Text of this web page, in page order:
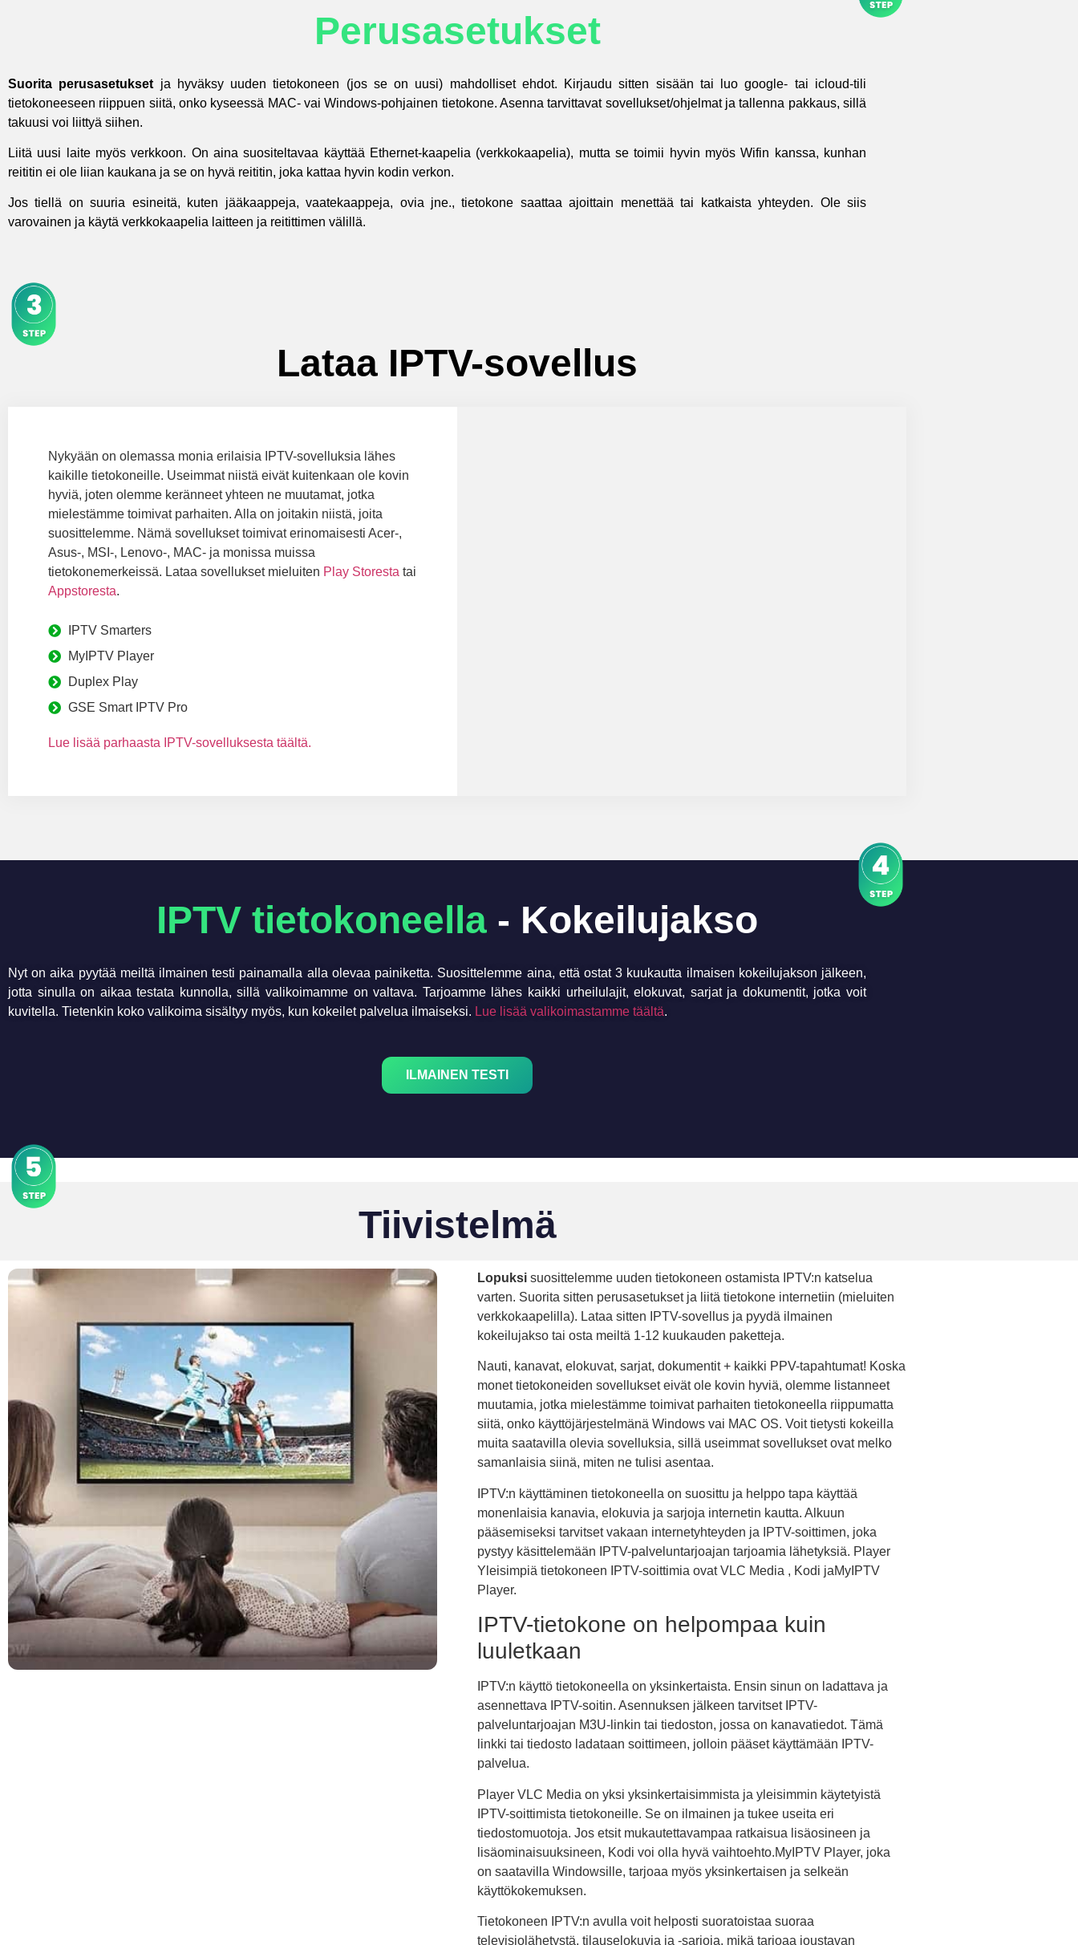
Perusasetukset
Suorita perusasetukset ja hyväksy uuden tietokoneen (jos se on uusi) mahdolliset ehdot. Kirjaudu sitten sisään tai luo google- tai icloud-tili
tietokoneeseen riippuen siitä, onko kyseessä MAC- vai Windows-pohjainen tietokone. Asenna tarvittavat sovellukset/ohjelmat ja tallenna pakkaus, sillä
takuusi voi liittyä siihen.
Liitä uusi laite myös verkkoon. On aina suositeltavaa käyttää Ethernet-kaapelia (verkkokaapelia), mutta se toimii hyvin myös Wifin kanssa, kunhan
reititin ei ole liian kaukana ja se on hyvä reititin, joka kattaa hyvin kodin verkon.
Jos tiellä on suuria esineitä, kuten jääkaappeja, vaatekaappeja, ovia jne., tietokone saattaa ajoittain menettää tai katkaista yhteyden. Ole siis
varovainen ja käytä verkkokaapelia laitteen ja reitittimen välillä.
Lataa IPTV-sovellus
Nykyään on olemassa monia erilaisia IPTV-sovelluksia lähes
kaikille tietokoneille. Useimmat niistä eivät kuitenkaan ole kovin
hyviä, joten olemme keränneet yhteen ne muutamat, jotka
mielestämme toimivat parhaiten. Alla on joitakin niistä, joita
suosittelemme. Nämä sovellukset toimivat erinomaisesti Acer-,
Asus-, MSI-, Lenovo-, MAC- ja monissa muissa
tietokonemerkeissä. Lataa sovellukset mieluiten Play Storesta tai
Appstoresta.
IPTV Smarters
MyIPTV Player
Duplex Play
GSE Smart IPTV Pro
Lue lisää parhaasta IPTV-sovelluksesta täältä.
IPTV tietokoneella - Kokeilujakso
Nyt on aika pyytää meiltä ilmainen testi painamalla alla olevaa painiketta. Suosittelemme aina, että ostat 3 kuukautta ilmaisen kokeilujakson jälkeen,
jotta sinulla on aikaa testata kunnolla, sillä valikoimamme on valtava. Tarjoamme lähes kaikki urheilulajit, elokuvat, sarjat ja dokumentit, jotka voit
kuvitella. Tietenkin koko valikoima sisältyy myös, kun kokeilet palvelua ilmaiseksi. Lue lisää valikoimastamme täältä.
ILMAINEN TESTI
Tiivistelmä
Lopuksi suosittelemme uuden tietokoneen ostamista IPTV:n katselua
varten. Suorita sitten perusasetukset ja liitä tietokone internetiin (mieluiten
verkkokaapelilla). Lataa sitten IPTV-sovellus ja pyydä ilmainen
kokeilujakso tai osta meiltä 1-12 kuukauden paketteja.
Nauti, kanavat, elokuvat, sarjat, dokumentit + kaikki PPV-tapahtumat! Koska
monet tietokoneiden sovellukset eivät ole kovin hyviä, olemme listanneet
muutamia, jotka mielestämme toimivat parhaiten tietokoneella riippumatta
siitä, onko käyttöjärjestelmänä Windows vai MAC OS. Voit tietysti kokeilla
muita saatavilla olevia sovelluksia, sillä useimmat sovellukset ovat melko
samanlaisia siinä, miten ne tulisi asentaa.
IPTV:n käyttäminen tietokoneella on suosittu ja helppo tapa käyttää
monenlaisia kanavia, elokuvia ja sarjoja internetin kautta. Alkuun
pääsemiseksi tarvitset vakaan internetyhteyden ja IPTV-soittimen, joka
pystyy käsittelemään IPTV-palveluntarjoajan tarjoamia lähetyksiä. Player
Yleisimpiä tietokoneen IPTV-soittimia ovat VLC Media , Kodi jaMyIPTV
Player.
IPTV-tietokone on helpompaa kuin
luuletkaan
IPTV:n käyttö tietokoneella on yksinkertaista. Ensin sinun on ladattava ja
asennettava IPTV-soitin. Asennuksen jälkeen tarvitset IPTV-
palveluntarjoajan M3U-linkin tai tiedoston, jossa on kanavatiedot. Tämä
linkki tai tiedosto ladataan soittimeen, jolloin pääset käyttämään IPTV-
palvelua.
Player VLC Media on yksi yksinkertaisimmista ja yleisimmin käytetyistä
IPTV-soittimista tietokoneille. Se on ilmainen ja tukee useita eri
tiedostomuotoja. Jos etsit mukautettavampaa ratkaisua lisäosineen ja
lisäominaisuuksineen, Kodi voi olla hyvä vaihtoehto.MyIPTV Player, joka
on saatavilla Windowsille, tarjoaa myös yksinkertaisen ja selkeän
käyttökokemuksen.
Tietokoneen IPTV:n avulla voit helposti suoratoistaa suoraa
televisiolähetystä, tilauselokuvia ja -sarjoja, mikä tarjoaa joustavan